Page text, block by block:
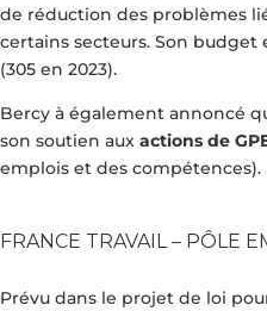
de réduction des problèmes
certains secteurs. Son budget
(305 en 2023).
Bercy à également annoncé
son soutien aux actions de
emplois et des compétences).
FRANCE TRAVAIL – PÔLE
Prévu dans le projet de loi